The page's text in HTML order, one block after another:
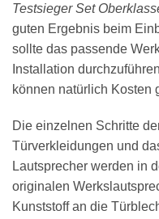
Testsieger Set
guten Ergebnis beim
sollte das passende
Installation
können natürlich Kosten
Die einzelnen Schritte
Türverkleidungen und
Lautsprecher werden in
originalen
Kunststoff an die